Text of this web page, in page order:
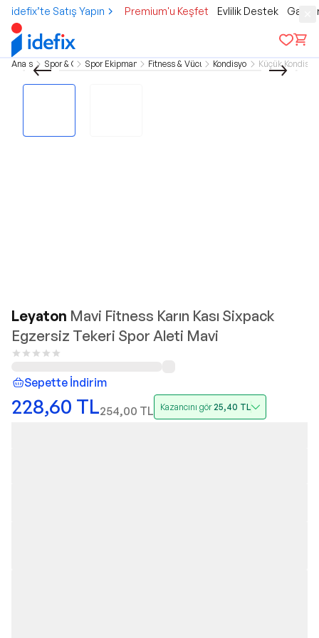
idefix’te Satış Yapın Premium'u Keşfet Evlilik Destek
Ana sayfaSpor & OutdoorSpor Ekipman & AksesuarFitness & Vücut GeliştirmeKondisyon Aletleri
Küçük
Leyaton Mavi Fitness Karın Kası Sixpack
Egzersiz Tekeri Spor Aleti Mavi
Sepette İndirim
228,60 TL254,00 TL Kazancını gör25,40 TL